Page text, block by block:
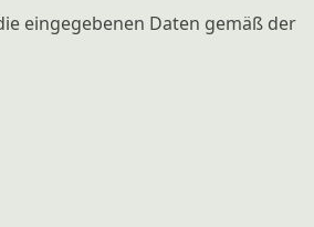
eingegebenen Daten gemäß der